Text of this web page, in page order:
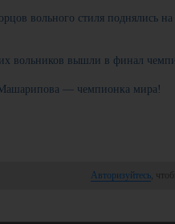
вольного стиля
вольников вышли в финал
— чемпионка мира!
Авторизуйтесь,